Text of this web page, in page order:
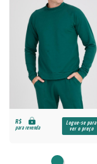
R$
para revenda
Logue-se para
ver o preço